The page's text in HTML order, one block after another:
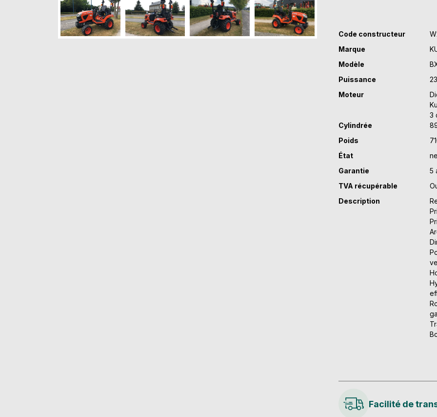
Code constructeur
Marque
Modèle
Puissance
Moteur
3
Cylindrée
Poids
État
Garantie
5
TVA récupérable
Description
Facilité de